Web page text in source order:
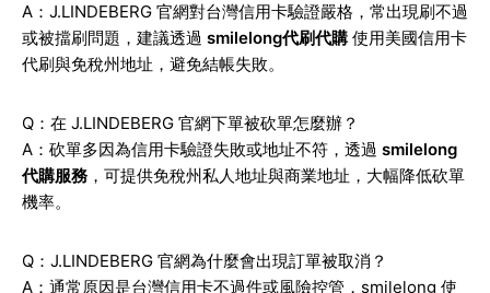
A：J.LINDEBERG 官網對台灣信用卡驗證嚴格，常出現刷不過
或被擋刷問題，建議透過 smilelong代刷代購 使用美國信用卡
代刷與免稅州地址，避免結帳失敗。
Q：在 J.LINDEBERG 官網下單被砍單怎麼辦？
A：砍單多因為信用卡驗證失敗或地址不符，透過 smilelong
代購服務 ，可提供免稅州私人地址與商業地址，大幅降低砍單
機率。
Q：J.LINDEBERG 官網為什麼會出現訂單被取消？
A：通常原因是台灣信用卡不過件或風險控管，smilelong 使